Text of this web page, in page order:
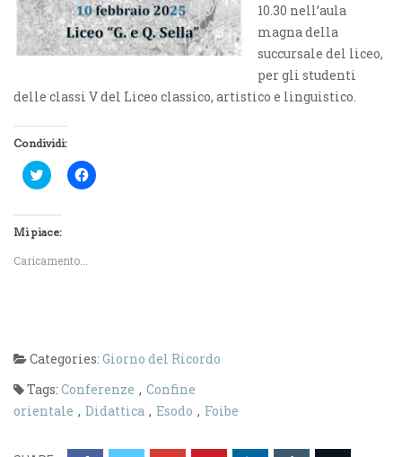
10.30 nell’aula
magna della
succursale del liceo,
per gli studenti
delle classi V del Liceo classico, artistico e linguistico.
Condividi:
F
a
l
i
u
d
i
d
e
s
F
a
i
e
r
e
s
a
Mi piace:
Caricamento...
Categories: Giorno del Ricordo
Tags: Conferenze , Confine
orientale , Didattica , Esodo , Foibe